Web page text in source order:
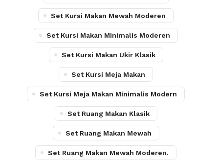
Set Kursi Makan Mewah Moderen
Set Kursi Makan Minimalis Moderen
Set Kursi Makan Ukir Klasik
Set Kursi Meja Makan
Set Kursi Meja Makan Minimalis Modern
Set Ruang Makan Klasik
Set Ruang Makan Mewah
Set Ruang Makan Mewah Moderen.